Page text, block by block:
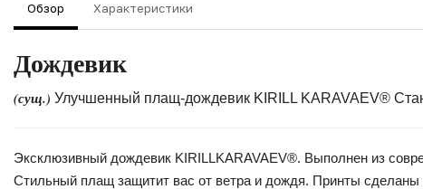
Обзор Характеристики
Дождевик
(сущ.) Улучшенный плащ-дождевик KIRILL KARAVAEV®
Эксклюзивный дождевик KIRILLKARAVAEV®. Выполнен из
Стильный плащ защитит вас от ветра и дождя. Принты сделаны